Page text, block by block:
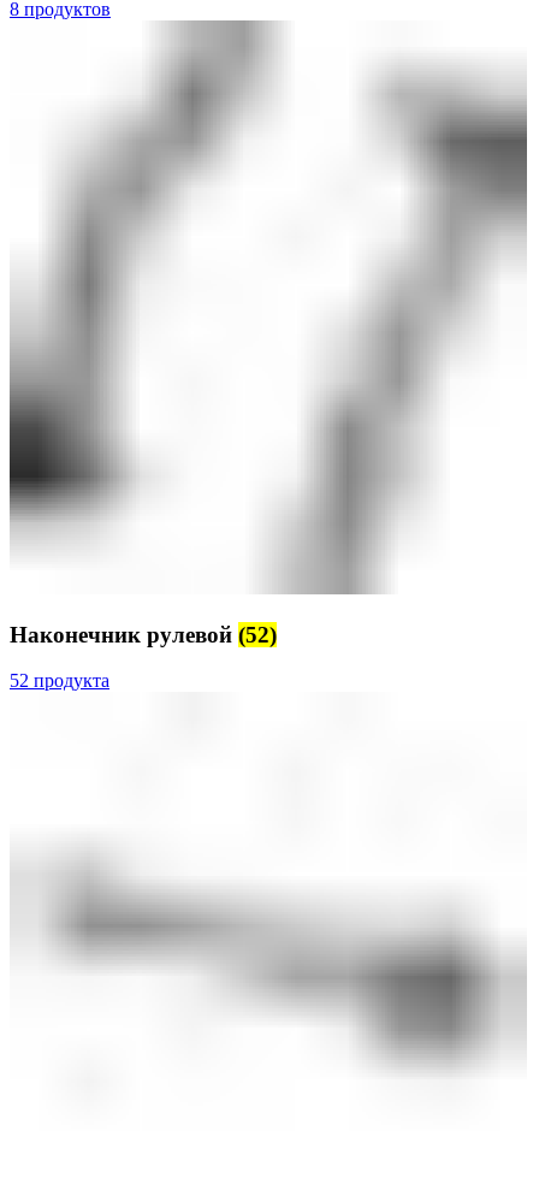
8 продуктов
Наконечник рулевой (52)
52 продукта